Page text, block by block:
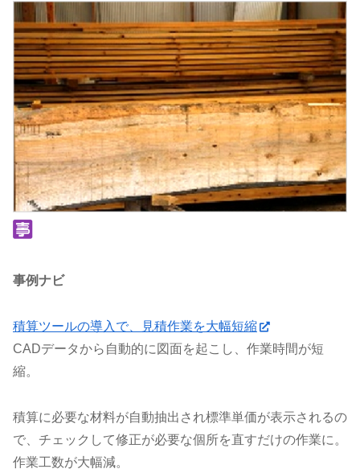
事例ナビ
積算ツールの導入で、見積作業を大幅短縮
CADデータから自動的に図面を起こし、作業時間が短
縮。
積算に必要な材料が自動抽出され標準単価が表示されるの
で、チェックして修正が必要な個所を直すだけの作業に。
作業工数が大幅減。